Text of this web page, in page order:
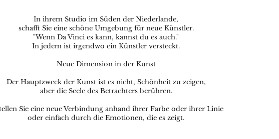
In ihrem Studio im Süden der Niederlande,
schafft Sie eine schöne Umgebung für neue Künstler.
"Wenn Da Vinci es kann, kannst du es auch."
In jedem ist irgendwo ein Künstler versteckt.
Neue Dimension in der Kunst
Der Hauptzweck der Kunst ist es nicht, Schönheit zu zeigen,
aber die Seele des Betrachters berühren.
Sie eine neue Verbindung anhand ihrer Farbe oder ihrer Linie
oder einfach durch die Emotionen, die es zeigt.